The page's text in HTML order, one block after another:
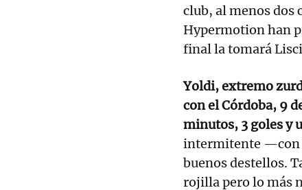
club, al menos dos
Hypermotion han
final la tomará
Yoldi, extremo
con el Córdoba, 9
minutos, 3 goles y
intermitente —con
buenos destellos.
rojilla pero lo más